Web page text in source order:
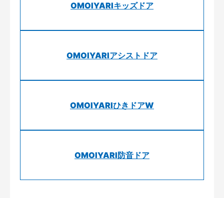
OMOIYARIキッズドア
OMOIYARIアシストドア
OMOIYARIひきドアW
OMOIYARI防音ドア